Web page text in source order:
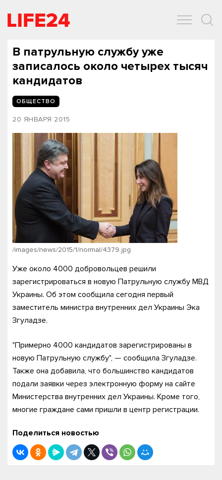
В патрульную службу уже
записалось около четырех тысяч
кандидатов
ОБЩЕСТВО
20 ЯНВАРЯ 2015
/images/news/2015/1/normal/4379.jpg
Уже около 4000 добровольцев решили
зарегистрироваться в новую Патрульную службу МВД
Украины. Об этом сообщила сегодня первый
заместитель министра внутренних дел Украины Эка
Згуладзе.
"Примерно 4000 кандидатов зарегистрированы в
новую Патрульную службу", — сообщила Згуладзе.
Также она добавила, что большинство кандидатов
подали заявки через электронную форму на сайте
Министерства внутренних дел Украины. Кроме того,
многие граждане сами пришли в центр регистрации.
Поделиться новостью